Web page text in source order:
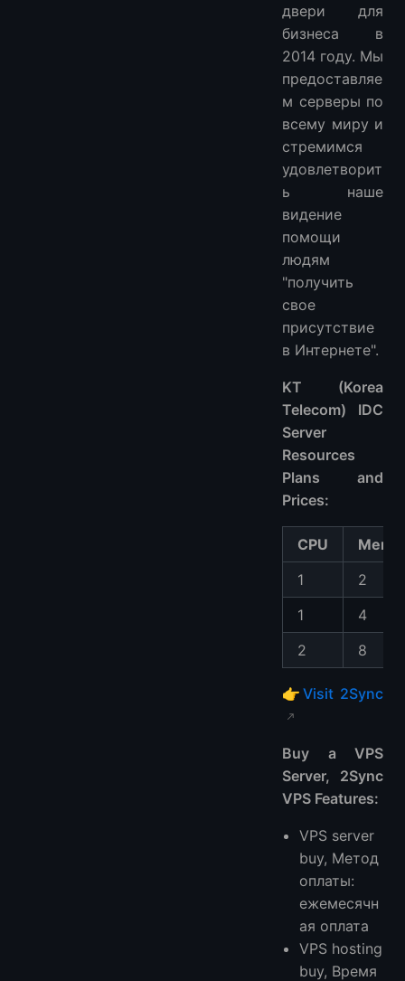
двери для
бизнеса в
2014 году. Мы
предоставляе
м серверы по
всему миру и
стремимся
удовлетворит
ь наше
видение
помощи
людям
"получить
свое
присутствие
в Интернете".
KT (Korea
Telecom) IDC
Server
Resources
Plans and
Prices:
CPU
1
2
1
4
2
8
👉 Visit 2Sync
Buy a VPS
Server, 2Sync
VPS Features:
VPS server
buy, Метод
оплаты:
ежемесячн
ая оплата
VPS hosting
buy, Время